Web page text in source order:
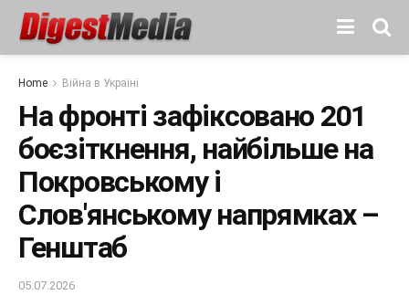
Home Війна в Україні
На фронті зафіксовано 201
боєзіткнення, найбільше на
Покровському і
Слов'янському напрямках –
Генштаб
05.07.2026